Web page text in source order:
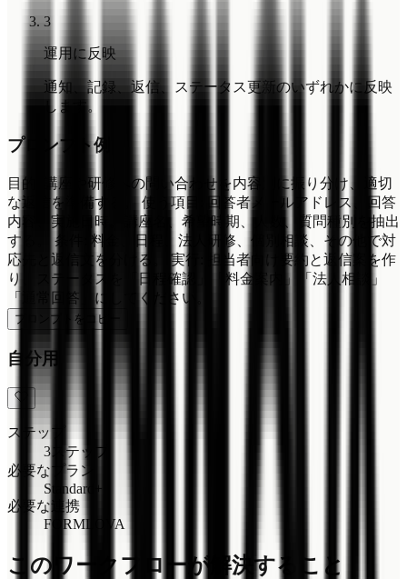
3
運用に反映
通知、記録、返信、ステータス更新のいずれかに反映
します。
プロンプト例
目的: 講座や研修への問い合わせを内容別に振り分け、適切
な返信を準備する。 使う項目: 回答者メールアドレス、回答
内容、実施日時。講座名、希望時期、人数、質問種別を抽出
する。 条件: 料金、日程、法人研修、個別相談、その他で対
応先と返信文を分ける。 実行: 担当者向け要約と返信案を作
り、ステータスを「日程確認」「料金案内」「法人相談」
「通常回答」にしてください。
プロンプトをコピー
自分用
ステップ
3ステップ
必要なプラン
Standard+
必要な連携
FORMLOVA
このワークフローが解決すること